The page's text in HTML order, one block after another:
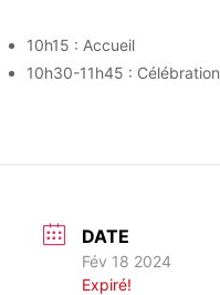
10h15 : Accueil
10h30-11h45 : Célébration
DATE
Fév 18 2024
Expiré!